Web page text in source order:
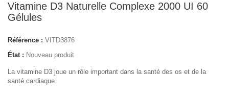
Vitamine D3 Naturelle Complexe 2000 UI 60
Gélules
Référence : VITD3876
État : Nouveau produit
La vitamine D3 joue un rôle important dans la santé des os et de la
santé cardiaque.